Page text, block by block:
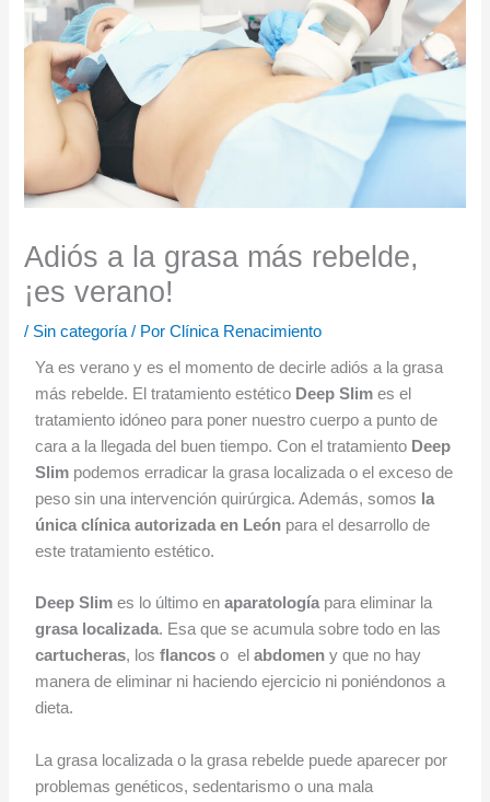
Adiós a la grasa más rebelde,
¡es verano!
/ Sin categoría / PorClínica Renacimiento
Ya es verano y es el momento de decirle adiós a la grasa
más rebelde. El tratamiento estético Deep Slim es el
tratamiento idóneo para poner nuestro cuerpo a punto de
cara a la llegada del buen tiempo. Con el tratamiento Deep
Slim podemos erradicar la grasa localizada o el exceso de
peso sin una intervención quirúrgica. Además, somos la
única clínica autorizada en León para el desarrollo de
este tratamiento estético.
Deep Slimes lo último enaparatologíapara eliminar la
grasa localizada. Esa que se acumula sobre todo en las
cartucheras, losflancos o elabdomen y que no hay
manera de eliminar ni haciendo ejercicio ni poniéndonos a
dieta.
La grasa localizada o la grasa rebelde puede aparecer por
problemas genéticos, sedentarismo o una mala